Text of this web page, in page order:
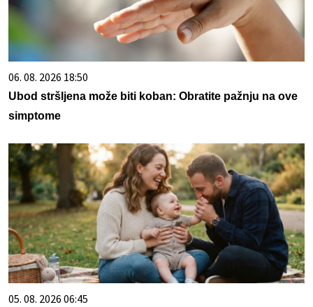
06. 08. 2026 18:50
Ubod stršljena može biti koban: Obratite pažnju na ove
simptome
05. 08. 2026 06:45